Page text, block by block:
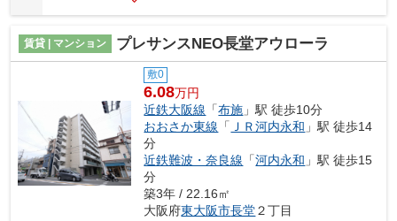
賃貸 | マンション プレサンスNEO長堂アウローラ
敷0
6.08万円
近鉄大阪線 「布施 」駅 徒歩10分
おおさか東線 「 ＪＲ河内永和 」駅 徒歩14
分
近鉄難波・奈良線 「河内永和 」駅 徒歩15
分
築3年 / 22.16㎡
大阪府東大阪市長堂２丁目